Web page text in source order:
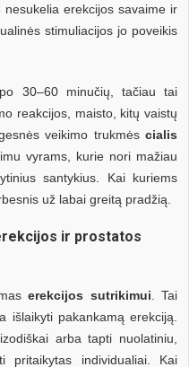
nesukelia erekcijos savaime ir
stimuliacijos jo poveikis
30–60 minučių, tačiau tai
reakcijos, maisto, kitų vaistų
veikimo trukmės cialis
vyrams, kurie nori mažiau
santykius. Kai kuriems
už labai greitą pradžią.
ir prostatos
erekcijos sutrikimui . Tai
išlaikyti pakankamą erekciją.
arba tapti nuolatiniu,
pritaikytas individualiai. Kai